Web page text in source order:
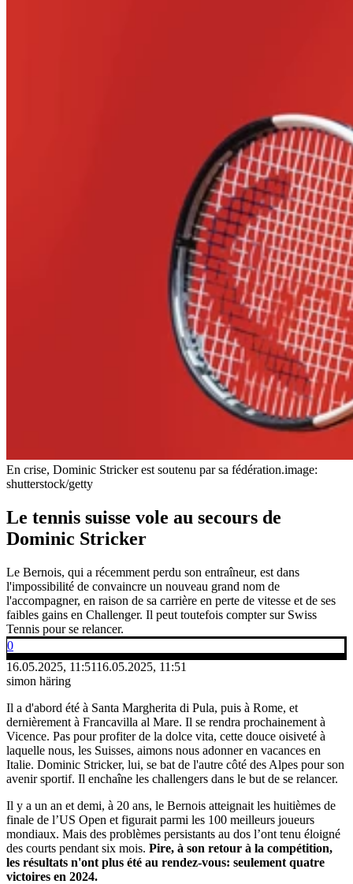
En crise, Dominic Stricker est soutenu par sa fédération.image:
shutterstock/getty
Le tennis suisse vole au secours de
Dominic Stricker
Le Bernois, qui a récemment perdu son entraîneur, est dans
l'impossibilité de convaincre un nouveau grand nom de
l'accompagner, en raison de sa carrière en perte de vitesse et de ses
faibles gains en Challenger. Il peut toutefois compter sur Swiss
Tennis pour se relancer.
0
16.05.2025, 11:5116.05.2025, 11:51
simon häring
Il a d'abord été à Santa Margherita di Pula, puis à Rome, et
dernièrement à Francavilla al Mare. Il se rendra prochainement à
Vicence. Pas pour profiter de la dolce vita, cette douce oisiveté à
laquelle nous, les Suisses, aimons nous adonner en vacances en
Italie. Dominic Stricker, lui, se bat de l'autre côté des Alpes pour son
avenir sportif. Il enchaîne les challengers dans le but de se relancer.
Il y a un an et demi, à 20 ans, le Bernois atteignait les huitièmes de
finale de l’US Open et figurait parmi les 100 meilleurs joueurs
mondiaux. Mais des problèmes persistants au dos l’ont tenu éloigné
des courts pendant six mois. Pire, à son retour à la compétition,
les résultats n'ont plus été au rendez-vous: seulement quatre
victoires en 2024.